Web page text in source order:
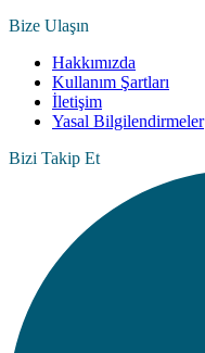
Bize Ulaşın
Hakkımızda
Kullanım Şartları
İletişim
Yasal Bilgilendirmeler
Bizi Takip Et